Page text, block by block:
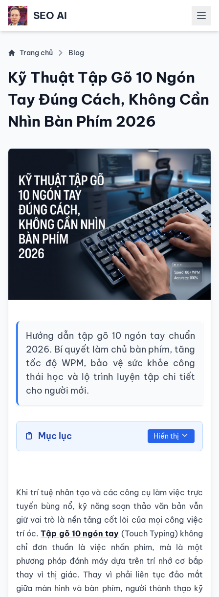
SEO AI Mở
Trang chủ Blog
Kỹ Thuật Tập Gõ 10 Ngón
Tay Đúng Cách, Không Cần
Nhìn Bàn Phím 2026
Hướng dẫn tập gõ 10 ngón tay chuẩn
2026. Bí quyết làm chủ bàn phím, tăng
tốc độ WPM, bảo vệ sức khỏe công
thái học và lộ trình luyện tập chi tiết
cho người mới.
Mục lục Hiển thị
Khi trí tuệ nhân tạo và các công cụ làm việc trực
tuyến bùng nổ, kỹ năng soạn thảo văn bản vẫn
giữ vai trò là nền tảng cốt lõi của mọi công việc
trí óc.Tập gõ 10 ngón tay (Touch Typing) không
chỉ đơn thuần là việc nhấn phím, mà là một
phương pháp đánh máy dựa trên trí nhớ cơ bắp
thay vì thị giác. Thay vì phải liên tục đảo mắt
giữa màn hình và bàn phím, người thành thạo kỹ